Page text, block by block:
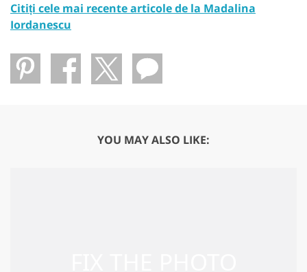
Citiți cele mai recente articole de la Madalina
Iordanescu
YOU MAY ALSO LIKE: